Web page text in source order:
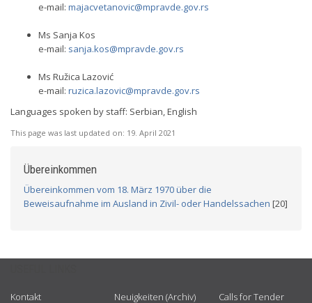
e-mail: majacvetanovic@mpravde.gov.rs
Ms Sanja Kos
e-mail: sanja.kos@mpravde.gov.rs
Ms Ružica Lazović
e-mail: ruzica.lazovic@mpravde.gov.rs
Languages spoken by staff: Serbian, English
This page was last updated on: 19. April 2021
Übereinkommen
Übereinkommen vom 18. März 1970 über die
Beweisaufnahme im Ausland in Zivil- oder Handelssachen [20]
Kontakt Neuigkeiten (Archiv) Calls for Tender